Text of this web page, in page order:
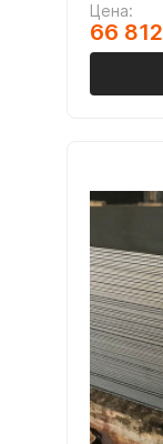
Цена:
66 812